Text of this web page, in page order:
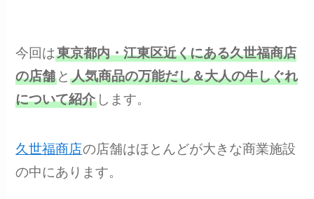
今回は東京都内・江東区近くにある久世福商店
の店舗 と人気商品の万能だし＆大人の牛しぐれ
について紹介 します。
久世福商店の店舗はほとんどが大きな商業施設
の中にあります。